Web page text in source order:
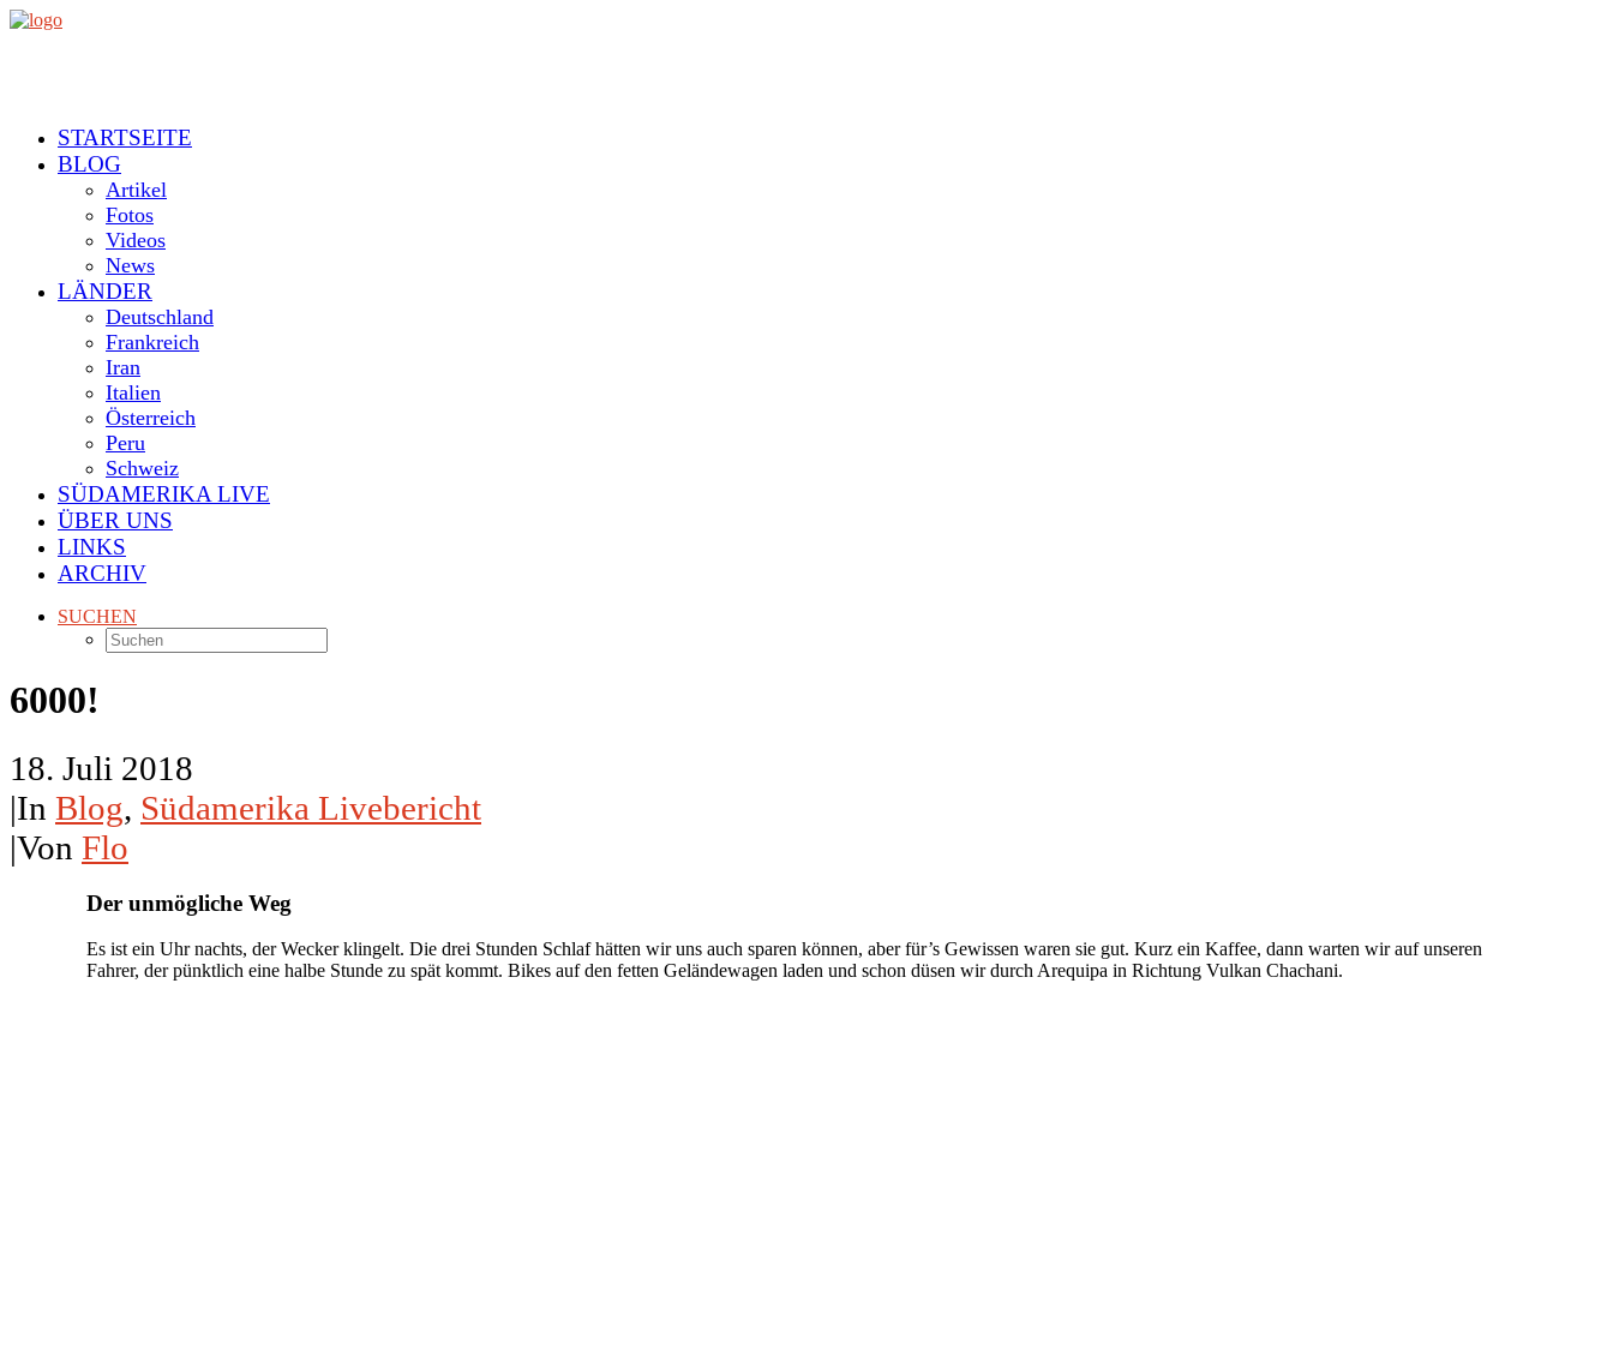
STARTSEITE
BLOG
Artikel
Fotos
Videos
News
LÄNDER
Deutschland
Frankreich
Iran
Italien
Österreich
Peru
Schweiz
SÜDAMERIKA LIVE
ÜBER UNS
LINKS
ARCHIV
SUCHEN
6000!
18. Juli 2018
|In Blog, Südamerika Livebericht
|Von Flo
Der unmögliche Weg
Es ist ein Uhr nachts, der Wecker klingelt. Die drei Stunden Schlaf hätten wir uns auch sparen können, aber für’s Gewissen waren sie gut. Kurz ein Kaffee, dann warten wir auf unseren
Fahrer, der pünktlich eine halbe Stunde zu spät kommt. Bikes auf den fetten Geländewagen laden und schon düsen wir durch Arequipa in Richtung Vulkan Chachani.